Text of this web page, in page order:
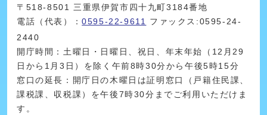
〒518-8501 三重県伊賀市四十九町3184番地
電話（代表）：0595-22-9611
ファックス:0595-24-
2440
開庁時間：土曜日・日曜日、祝日、年末年始（12月29
日から1月3日）を除く午前8時30分から午後5時15分
窓口の延長：開庁日の木曜日は証明窓口（戸籍住民課、
課税課、収税課）を午後7時30分までご利用いただけま
す。